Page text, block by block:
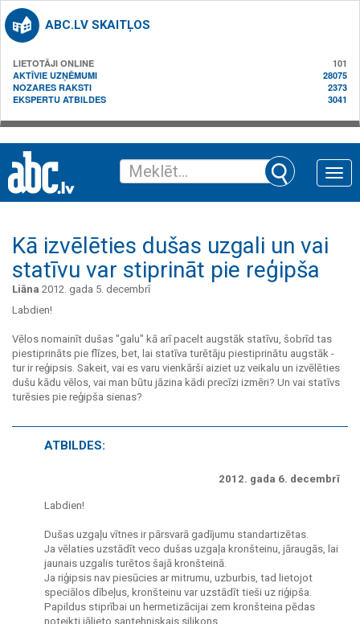
ABC.LV SKAITĻOS
LIETOTĀJI ONLINE
101
AKTĪVIE UZŅĒMUMI
28075
NOZARES RAKSTI
2373
EKSPERTU ATBILDES
3041
Toggle
Kā izvēlēties dušas uzgali un vai
statīvu var stiprināt pie reģipša
Liāna 2012. gada 5. decembrī
Labdien!
Vēlos nomainīt dušas "galu" kā arī pacelt augstāk statīvu, šobrīd tas
piestiprināts pie flīzes, bet, lai statīva turētāju piestiprinātu augstāk -
tur ir reģipsis. Sakeit, vai es varu vienkārši aiziet uz veikalu un izvēlēties
dušu kādu vēlos, vai man būtu jāzina kādi precīzi izmēri? Un vai statīvs
turēsies pie reģipša sienas?
ATBILDES:
2012. gada 6. decembrī
Labdien!
Dušas uzgaļu vītnes ir pārsvarā gadījumu standartizētas.
Ja vēlaties uzstādīt veco dušas uzgaļa kronšteinu, jāraugās, lai
jaunais uzgalis turētos šajā kronšteinā.
Ja riģipsis nav piesūcies ar mitrumu, uzburbis, tad lietojot
speciālos dībeļus, kronšteinu var uzstādīt tieši uz riģipša.
Papildus stiprībai un hermetizācijai zem kronšteina pēdas
noteikti jālieto santehniskais silikons.